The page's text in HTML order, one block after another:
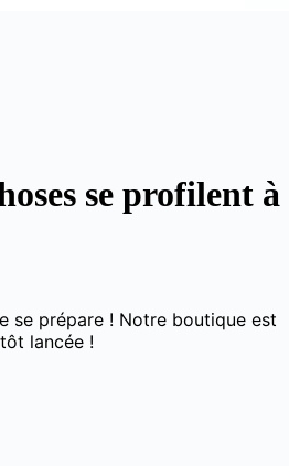
se profilent à
se prépare ! Notre boutique est
lancée !